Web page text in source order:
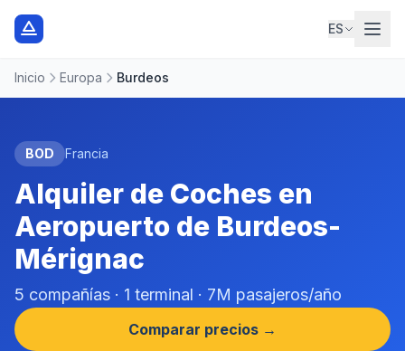
ES
Inicio Europa Burdeos
BOD Francia
Alquiler de Coches en
Aeropuerto de Burdeos-
Mérignac
5 compañías · 1 terminal · 7M pasajeros/año
Comparar precios →